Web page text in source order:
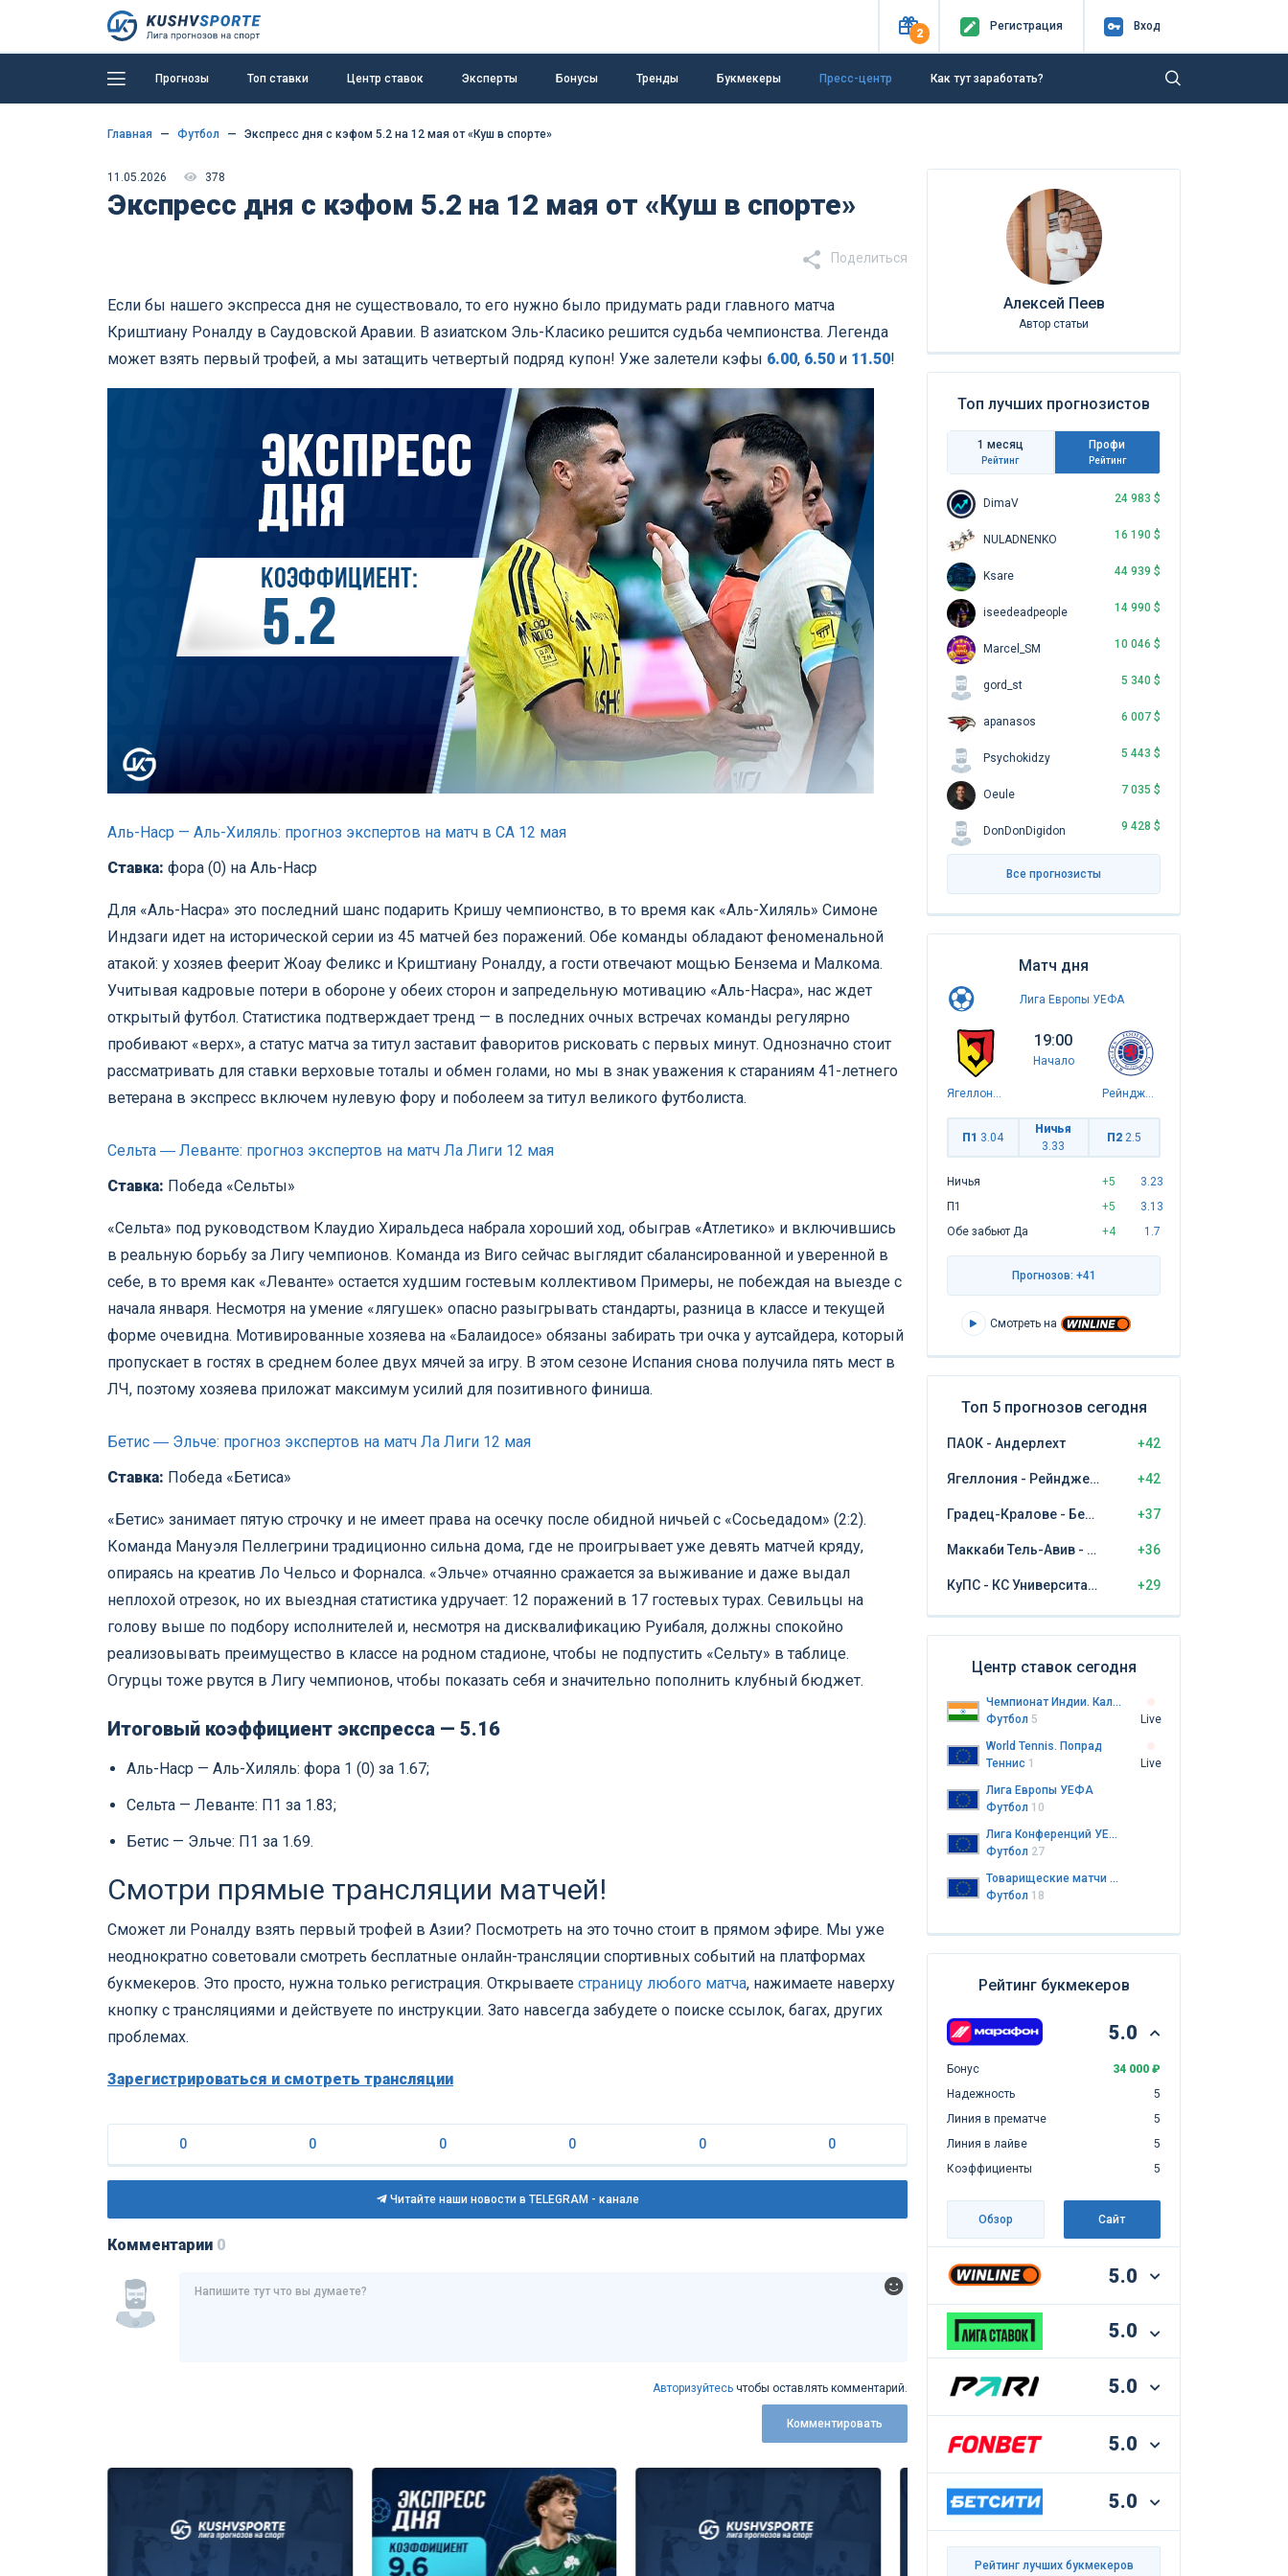
2
Регистрация Вход
Прогнозы Топ ставки Центр ставок Эксперты Бонусы Тренды Букмекеры Пресс-центр Как тут заработать?
Главная Футбол Экспресс дня с кэфом 5.2 на 12 мая от «Куш в спорте»
11.05.2026 378
Экспресс дня с кэфом 5.2 на 12 мая от «Куш в спорте»
Поделиться
Если бы нашего экспресса дня не существовало, то его нужно было придумать ради главного матча
Криштиану Роналду в Саудовской Аравии. В азиатском Эль-Класико решится судьба чемпионства. Легенда
может взять первый трофей, а мы затащить четвертый подряд купон! Уже залетели кэфы 6.00, 6.50 и 11.50!
Аль-Наср — Аль-Хиляль: прогноз экспертов на матч в СА 12 мая
Ставка: фора (0) на Аль-Наср
Для «Аль-Насра» это последний шанс подарить Кришу чемпионство, в то время как «Аль-Хиляль» Симоне
Индзаги идет на исторической серии из 45 матчей без поражений. Обе команды обладают феноменальной
атакой: у хозяев феерит Жоау Феликс и Криштиану Роналду, а гости отвечают мощью Бензема и Малкома.
Учитывая кадровые потери в обороне у обеих сторон и запредельную мотивацию «Аль-Насра», нас ждет
открытый футбол. Статистика подтверждает тренд — в последних очных встречах команды регулярно
пробивают «верх», а статус матча за титул заставит фаворитов рисковать с первых минут. Однозначно стоит
рассматривать для ставки верховые тоталы и обмен голами, но мы в знак уважения к стараниям 41-летнего
ветерана в экспресс включем нулевую фору и поболеем за титул великого футболиста.
Сельта ― Леванте: прогноз экспертов на матч Ла Лиги 12 мая
Ставка: Победа «Сельты»
«Сельта» под руководством Клаудио Хиральдеса набрала хороший ход, обыграв «Атлетико» и включившись
в реальную борьбу за Лигу чемпионов. Команда из Виго сейчас выглядит сбалансированной и уверенной в
себе, в то время как «Леванте» остается худшим гостевым коллективом Примеры, не побеждая на выезде с
начала января. Несмотря на умение «лягушек» опасно разыгрывать стандарты, разница в классе и текущей
форме очевидна. Мотивированные хозяева на «Балаидосе» обязаны забирать три очка у аутсайдера, который
пропускает в гостях в среднем более двух мячей за игру. В этом сезоне Испания снова получила пять мест в
ЛЧ, поэтому хозяева приложат максимум усилий для позитивного финиша.
Бетис ― Эльче: прогноз экспертов на матч Ла Лиги 12 мая
Ставка: Победа «Бетиса»
«Бетис» занимает пятую строчку и не имеет права на осечку после обидной ничьей с «Сосьедадом» (2:2).
Команда Мануэля Пеллегрини традиционно сильна дома, где не проигрывает уже девять матчей кряду,
опираясь на креатив Ло Чельсо и Форналса. «Эльче» отчаянно сражается за выживание и даже выдал
неплохой отрезок, но их выездная статистика удручает: 12 поражений в 17 гостевых турах. Севильцы на
голову выше по подбору исполнителей и, несмотря на дисквалификацию Руибаля, должны спокойно
реализовывать преимущество в классе на родном стадионе, чтобы не подпустить «Сельту» в таблице.
Огурцы тоже рвутся в Лигу чемпионов, чтобы показать себя и значительно пополнить клубный бюджет.
Итоговый коэффициент экспресса — 5.16
Аль-Наср — Аль-Хиляль: фора 1 (0) за 1.67;
Сельта — Леванте: П1 за 1.83;
Бетис — Эльче: П1 за 1.69.
Смотри прямые трансляции матчей!
Сможет ли Роналду взять первый трофей в Азии? Посмотреть на это точно стоит в прямом эфире. Мы уже
неоднократно советовали смотреть бесплатные онлайн-трансляции спортивных событий на платформах
букмекеров. Это просто, нужна только регистрация. Открываете страницу любого матча, нажимаете наверху
кнопку с трансляциями и действуете по инструкции. Зато навсегда забудете о поиске ссылок, багах, других
проблемах.
Зарегистрироваться и смотреть трансляции
0 0 0 0 0 0
Читайте наши новости в TELEGRAM - канале
Комментарии 0
Авторизуйтесь чтобы оставлять комментарий.
Комментировать
Алексей Пеев
Автор статьи
Топ лучших прогнозистов
1 месяц
Рейтинг
Профи
Рейтинг
DimaV 24 983 $
NULADNENKO 16 190 $
Ksare 44 939 $
iseedeadpeople 14 990 $
Marcel_SM 10 046 $
gord_st 5 340 $
apanasos 6 007 $
Psychokidzy 5 443 $
Oeule 7 035 $
DonDonDigidon 9 428 $
Все прогнозисты
Матч дня
Лига Европы УЕФА
Ягеллония
19:00
Начало
Рейнджерс
П1 3.04
Ничья
3.33
П22.5
Ничья +5
3.23
П1
+5
3.13
Обе забьют Да
+4 1.7
Прогнозов: +41
Смотреть на
Топ 5 прогнозов сегодня
ПАОК - Андерлехт +42
Ягеллония - Рейнджерс +42
Градец-Кралове - Бешикташ +37
Маккаби Тель-Авив - ЦСКА София +36
КуПС - КС Университатя Крайова +29
Центр ставок сегодня
Чемпионат Индии. Калькутта
Футбол 5
Live
World Tennis. Попрад
Теннис 1
Live
Лига Европы УЕФА
Футбол 10
Лига Конференций УЕФА
Футбол 27
Товарищеские матчи клубов
Футбол 18
Рейтинг букмекеров
5.0
Бонус
34 000 ₽
Надежность
5
Линия в прематче
5
Линия в лайве
5
Коэффициенты
5
Обзор Сайт
5.0
5.0
5.0
5.0
5.0
Рейтинг лучших букмекеров